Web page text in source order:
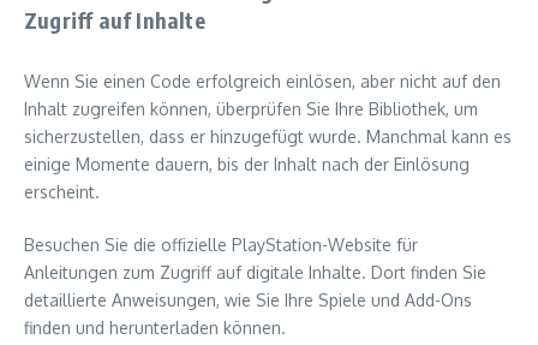
Zugriff auf Inhalte
Wenn Sie einen Code erfolgreich einlösen, aber nicht auf den
Inhalt zugreifen können, überprüfen Sie Ihre Bibliothek, um
sicherzustellen, dass er hinzugefügt wurde. Manchmal kann es
einige Momente dauern, bis der Inhalt nach der Einlösung
erscheint.
Besuchen Sie die offizielle PlayStation-Website für
Anleitungen zum Zugriff auf digitale Inhalte. Dort finden Sie
detaillierte Anweisungen, wie Sie Ihre Spiele und Add-Ons
finden und herunterladen können.